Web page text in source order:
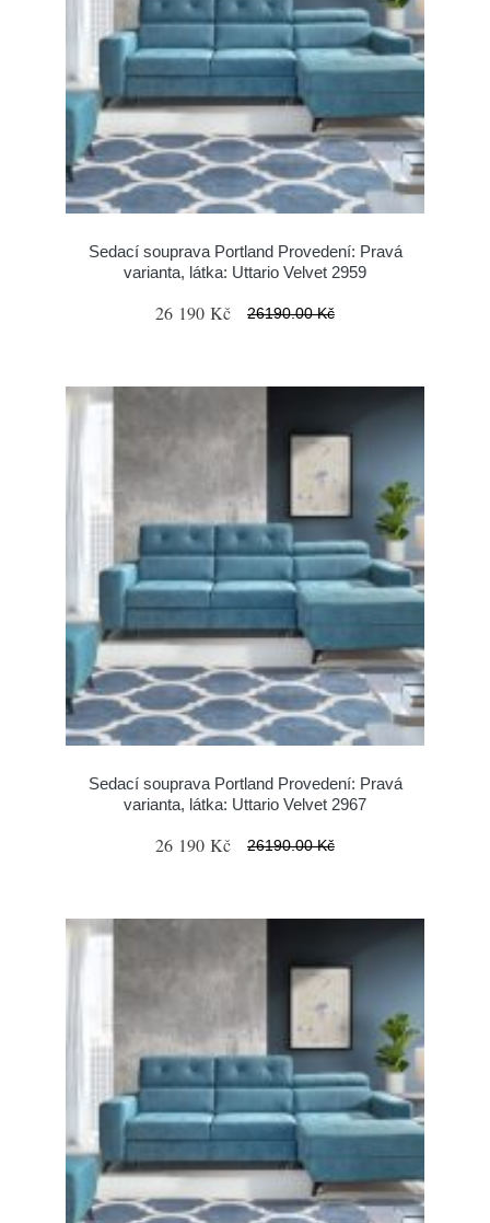
Sedací souprava Portland Provedení: Pravá
varianta, látka: Uttario Velvet 2959
26 190 Kč 26190.00 Kč
Sedací souprava Portland Provedení: Pravá
varianta, látka: Uttario Velvet 2967
26 190 Kč 26190.00 Kč